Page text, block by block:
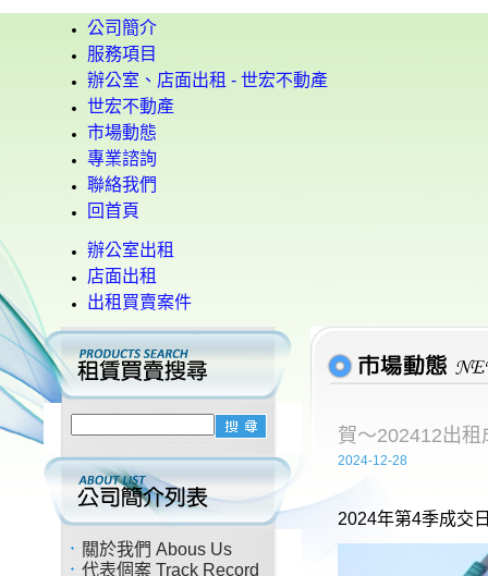
公司簡介
服務項目
辦公室、店面出租 - 世宏不動產
世宏不動產
市場動態
專業諮詢
聯絡我們
回首頁
辦公室出租
店面出租
出租買賣案件
關於我們 Abous Us
代表個案 Track Record
賀～202412出租
2024-12-28
2024年第4季成交